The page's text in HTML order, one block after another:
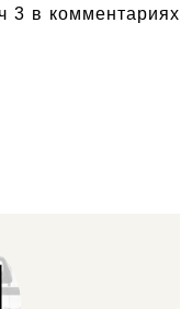
3 в комментариях